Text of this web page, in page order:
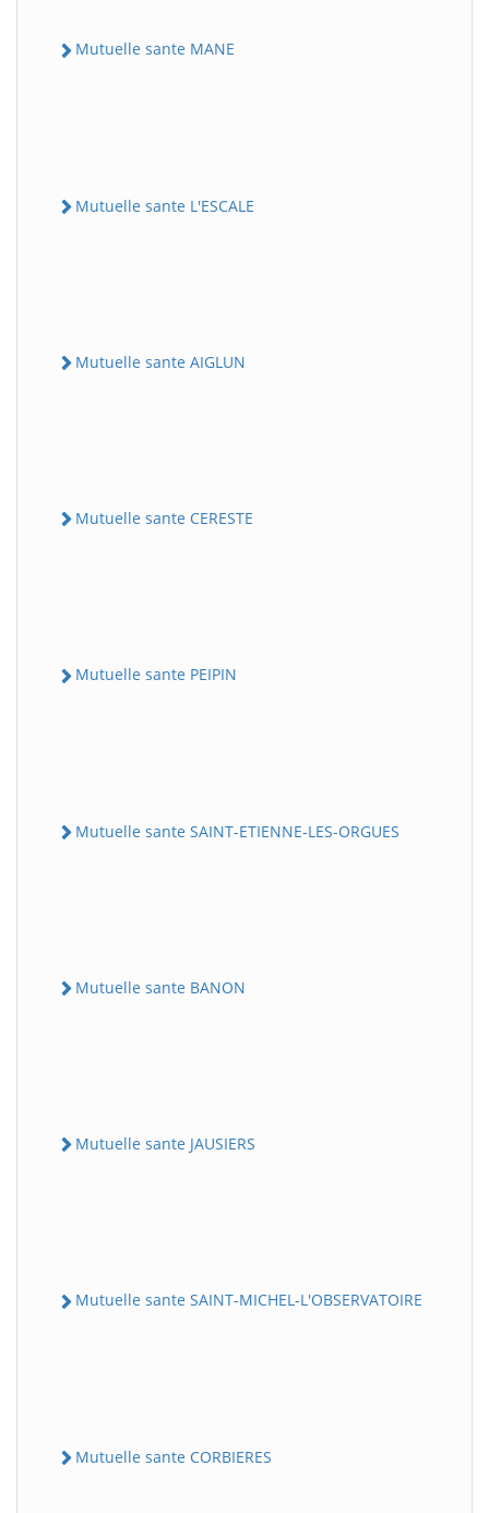
Mutuelle sante MANE
Mutuelle sante L'ESCALE
Mutuelle sante AIGLUN
Mutuelle sante CERESTE
Mutuelle sante PEIPIN
Mutuelle sante SAINT-ETIENNE-LES-ORGUES
Mutuelle sante BANON
Mutuelle sante JAUSIERS
Mutuelle sante SAINT-MICHEL-L'OBSERVATOIRE
Mutuelle sante CORBIERES